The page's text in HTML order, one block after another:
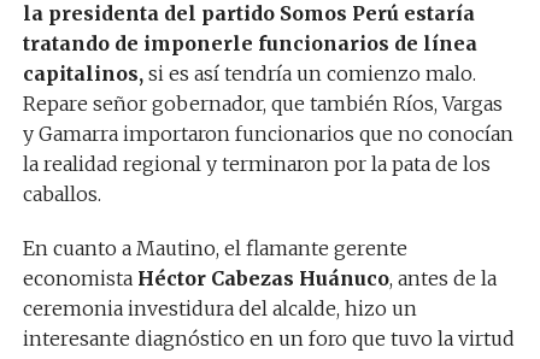
la presidenta del partido Somos Perú estaría
tratando de imponerle funcionarios de línea
capitalinos, si es así tendría un comienzo malo.
Repare señor gobernador, que también Ríos, Vargas
y Gamarra importaron funcionarios que no conocían
la realidad regional y terminaron por la pata de los
caballos.
En cuanto a Mautino, el flamante gerente
economista Héctor Cabezas Huánuco, antes de la
ceremonia investidura del alcalde, hizo un
interesante diagnóstico en un foro que tuvo la virtud